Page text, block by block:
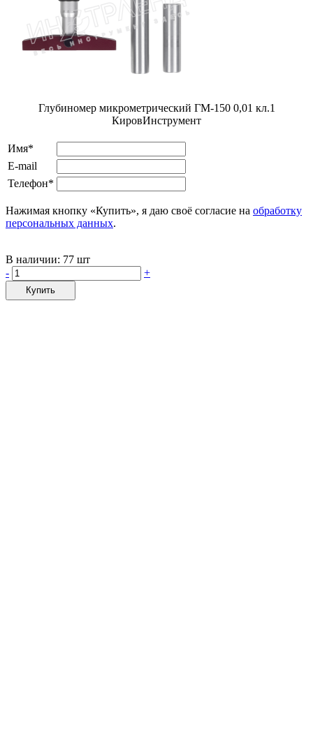
Глубиномер микрометрический ГМ-150 0,01 кл.1
КировИнструмент
Имя*
E-mail
Телефон*
Нажимая кнопку «Купить», я даю своё согласие на обработку
персональных данных.
В наличии: 77 шт
-
+
Купить